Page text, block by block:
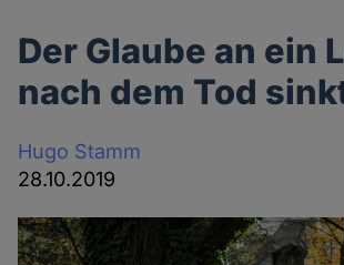
Der Glaube an ein
nach dem Tod
Hugo Stamm
28.10.2019